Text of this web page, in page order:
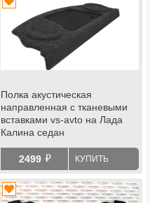
Полка акустическая
направленная с тканевыми
вставками vs-avto на Лада
Калина седан
2499 й КУПИТЬ